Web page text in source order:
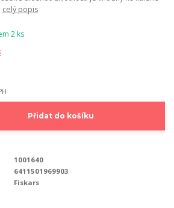
celý popis
2 ks
Přidat do košíku
1001640
6411501969903
Fiskars